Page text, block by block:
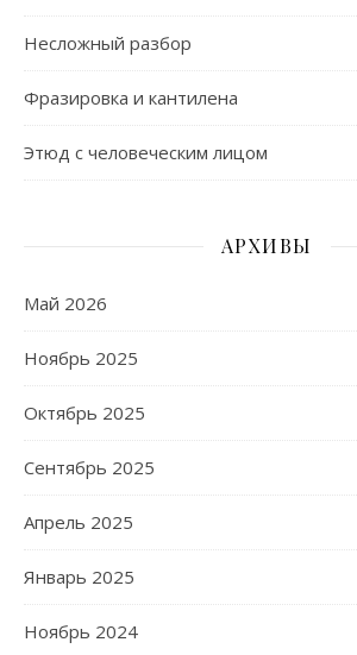
Несложный разбор
Фразировка и кантилена
Этюд с человеческим лицом
АРХИВЫ
Май 2026
Ноябрь 2025
Октябрь 2025
Сентябрь 2025
Апрель 2025
Январь 2025
Ноябрь 2024